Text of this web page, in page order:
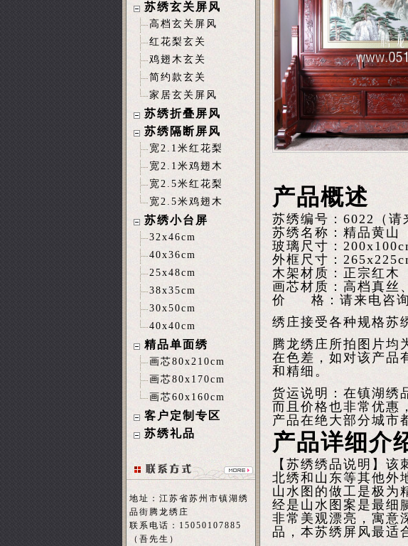
苏绣玄关屏风
高档玄关屏风
红花梨玄关
鸡翅木玄关
简约款玄关
家居玄关屏风
苏绣折叠屏风
苏绣隔断屏风
宽2.1米红花梨
宽2.1米鸡翅木
宽2.5米红花梨
宽2.5米鸡翅木
苏绣小台屏
32x46cm
40x36cm
25x48cm
38x35cm
30x50cm
40x40cm
精品单面绣
画芯80x210cm
画芯80x170cm
画芯60x160cm
客户定制专区
苏绣礼品
地址：江苏省苏州市镇湖绣
品街腾龙绣庄
联系电话：15050107885
（吾先生）
产品概述
苏绣编号：6022（请
苏绣名称：精品黄山
玻璃尺寸：
外框尺寸：
木架材质：正宗红木
画芯材质：高档真丝
价 格：请来电咨询
绣庄接受各种规格苏
腾龙绣庄所拍图片均
在色差，如对该产品
和精细。
货运说明：在镇湖绣
而且价格也非常优惠
产品在绝大部分城市
产品详细介
【苏绣绣品说明】
北绣和山东等其他外
山水图的做工是极为
经是山水图案是最细
非常美观漂亮，寓意
品，本苏绣屏风最适